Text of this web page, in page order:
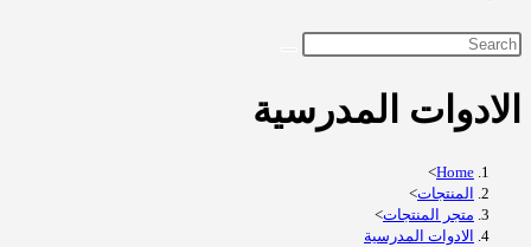
search
الادوات المدرسية
Home
>
المنتجات>
متجر المنتجات>
الادوات المدرسية